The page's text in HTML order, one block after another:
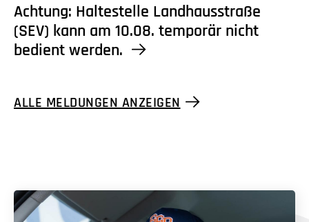
Achtung: Haltestelle Landhausstraße
(SEV) kann am 10.08. temporär nicht
bedient werden.
ALLE MELDUNGEN ANZEIGEN